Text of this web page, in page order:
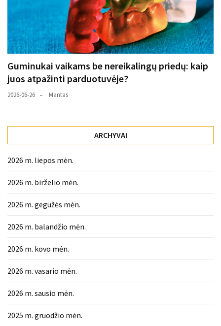
Guminukai vaikams be nereikalingų priedų: kaip
juos atpažinti parduotuvėje?
2026-06-26 Mantas
ARCHYVAI
2026 m. liepos mėn.
2026 m. birželio mėn.
2026 m. gegužės mėn.
2026 m. balandžio mėn.
2026 m. kovo mėn.
2026 m. vasario mėn.
2026 m. sausio mėn.
2025 m. gruodžio mėn.